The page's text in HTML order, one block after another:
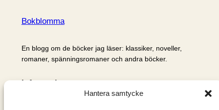
Hantera samtycke
Bokblomma
En blogg om de böcker jag läser: klassiker, noveller,
romaner, spänningsromaner och andra böcker.
Information